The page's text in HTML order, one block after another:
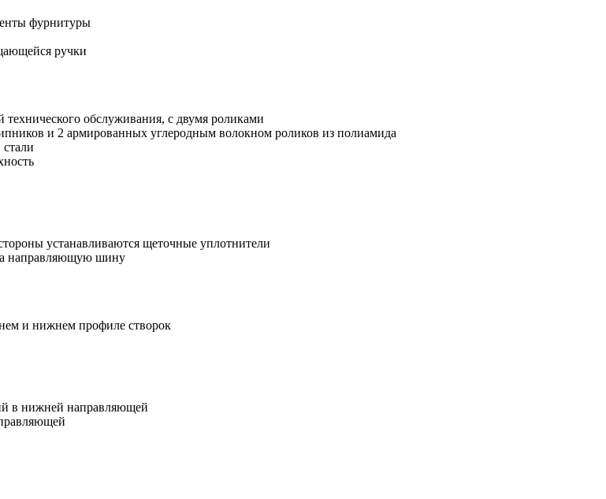
фурнитуры
ручки
обслуживания, с двумя роликами
и 2 армированных углеродным волокном роликов из полиамида
устанавливаются щеточные уплотнители
направляющую шину
и нижнем профиле створок
в нижней направляющей